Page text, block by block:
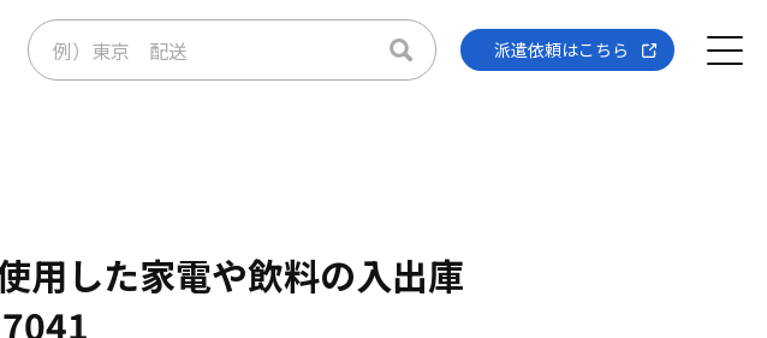
派遣依頼はこちら
用した家電や飲料の入出庫